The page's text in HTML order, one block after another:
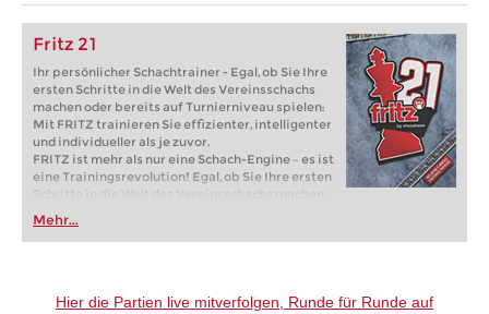
Fritz 21
Ihr persönlicher Schachtrainer - Egal, ob Sie Ihre
ersten Schritte in die Welt des Vereinsschachs
machen oder bereits auf Turnierniveau spielen:
Mit FRITZ trainieren Sie effizienter, intelligenter
und individueller als je zuvor.
FRITZ ist mehr als nur eine Schach-Engine – es ist
eine Trainingsrevolution! Egal, ob Sie Ihre ersten
Schritte in die Welt des Vereinsschachs machen
oder bereits auf Turnierniveau spielen: Mit
FRITZ trainieren Sie effizienter, intelligenter und
individueller als je zuvor.
Mehr...
Hier die Partien live mitverfolgen, Runde für Runde auf